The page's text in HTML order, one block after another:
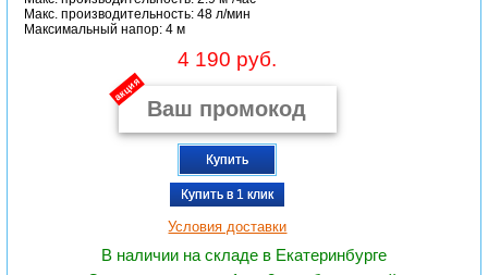
Макc. производительность: 48 л/мин
Максимальный напор: 4 м
4 190 руб.
акция
Купить
Купить в 1 клик
Условия доставки
В наличии на складе в Екатеринбурге